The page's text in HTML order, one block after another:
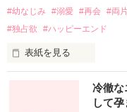
#幼なじみ #溺愛 #再会 #両
#独占欲
#ハッピーエンド
表紙を見る
冷徹な
して